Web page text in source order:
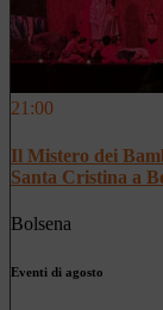
21:00
Il Mistero dei
Santa Cristina a
Bolsena
Eventi di agosto